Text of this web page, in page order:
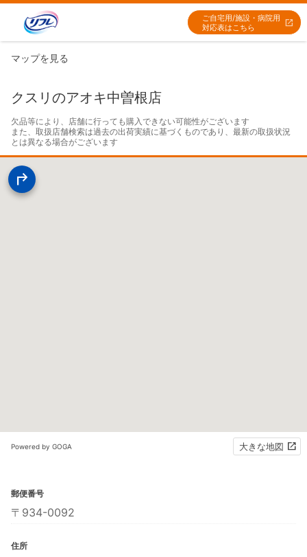
ご自宅用/施設・病院用
対応表はこちら
マップを見る
クスリのアオキ中曽根店
欠品等により、店舗に行っても購入できない可能性がございます
また、取扱店舗検索は過去の出荷実績に基づくものであり、最新の取扱状況
とは異なる場合がございます
Powered by GOGA 大きな地図
郵便番号
〒934-0092
住所